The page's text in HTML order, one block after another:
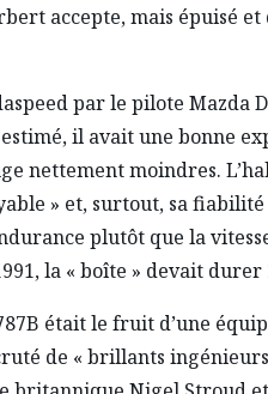
accepte, mais épuisé
par le pilote Mazda
il avait une bonne
nettement moindres.
» et, surtout, sa
plutôt que la
la « boîte » devait durer
était le fruit d’une
de « brillants